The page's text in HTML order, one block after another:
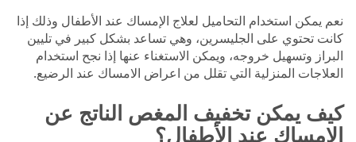
نعم يمكن استخدام التحاميل لعلاج الإمساك عند الأطفال وذلك إذا
كانت تحتوي على الجليسرين، وهي تساعد بشكل كبير في تليين
البراز وتسهيل خروجه، ويمكن الاستغناء عنها إذا نجح استخدام
العلاجات المنزلية التي تقلل من اعراض الامساك عند الرضيع.
كيف يمكن تخفيف المغص الناتج عن
الإمساك عند الأطفال؟